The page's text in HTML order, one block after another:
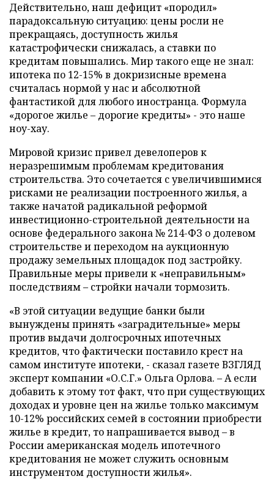
Действительно, наш дефицит «породил»
парадоксальную ситуацию: цены росли не
прекращаясь, доступность жилья
катастрофически снижалась, а ставки по
кредитам повышались. Мир такого еще не знал:
ипотека по 12-15% в докризисные времена
считалась нормой у нас и абсолютной
фантастикой для любого иностранца. Формула
«дорогое жилье – дорогие кредиты» - это наше
ноу-хау.
Мировой кризис привел девелоперов к
неразрешимым проблемам кредитования
строительства. Это сочетается с увеличившимися
рисками не реализации построенного жилья, а
также начатой радикальной реформой
инвестиционно-строительной деятельности на
основе федерального закона № 214-ФЗ о долевом
строительстве и переходом на аукционную
продажу земельных площадок под застройку.
Правильные меры привели к «неправильным»
последствиям – стройки начали тормозить.
«В этой ситуации ведущие банки были
вынуждены принять «заградительные» меры
против выдачи долгосрочных ипотечных
кредитов, что фактически поставило крест на
самом институте ипотеки, - сказал газете ВЗГЛЯД
эксперт компании «О.С.Г.» Ольга Орлова. – А если
добавить к этому тот факт, что при существующих
доходах и уровне цен на жилье только максимум
10-12% российских семей в состоянии приобрести
жилье в кредит, то напрашивается вывод – в
России американская модель ипотечного
кредитования не может служить основным
инструментом доступности жилья».